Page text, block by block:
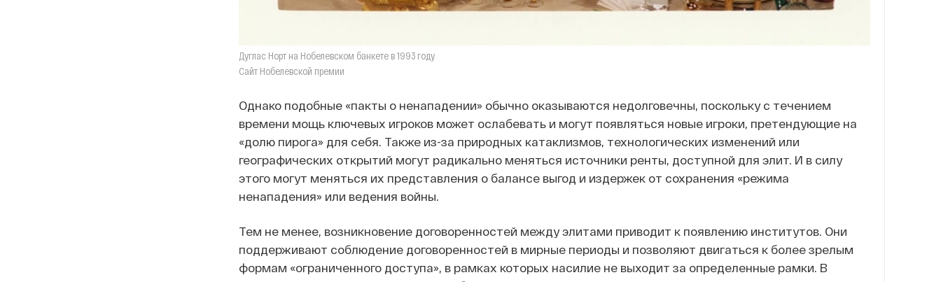
Дуглас Норт на Нобелевском банкете в 1993 году
Сайт Нобелевской премии
Однако подобные «пакты о ненападении» обычно оказываются недолговечны, поскольку с течением
времени мощь ключевых игроков может ослабевать и могут появляться новые игроки, претендующие на
«долю пирога» для себя. Также из-за природных катаклизмов, технологических изменений или
географических открытий могут радикально меняться источники ренты, доступной для элит. И в силу
этого могут меняться их представления о балансе выгод и издержек от сохранения «режима
ненападения» или ведения войны.
Тем не менее, возникновение договоренностей между элитами приводит к появлению институтов. Они
поддерживают соблюдение договоренностей в мирные периоды и позволяют двигаться к более зрелым
формам «ограниченного доступа», в рамках которых насилие не выходит за определенные рамки. В